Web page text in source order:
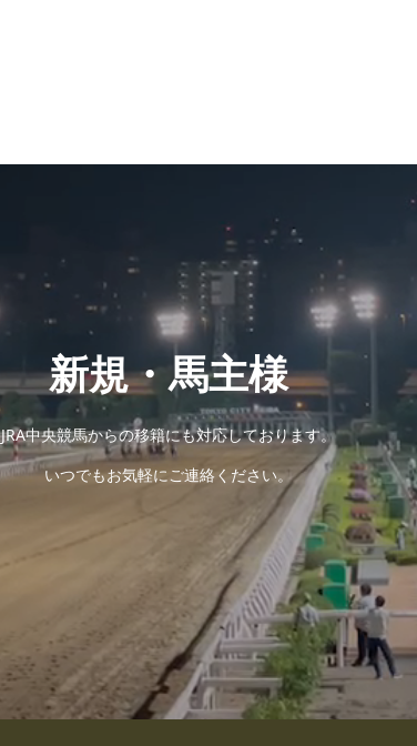
新規・馬主様
JRA中央競馬からの移籍にも対応しております。
いつでもお気軽にご連絡ください。